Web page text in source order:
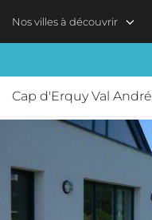
Nos villes à découvrir
Cap d'Erquy Val André